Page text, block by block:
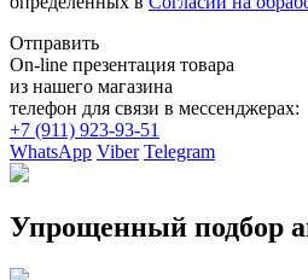
Отправить
On-line презентация товара
из нашего магазина
телефон для связи в мессенджерах:
+7 (911) 923-93-51
WhatsApp Viber Telegram
Упрощенный подбор